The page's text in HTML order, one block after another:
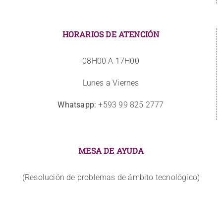
HORARIOS DE ATENCIÓN
08H00 A 17H00
Lunes a Viernes
Whatsapp: +593 99 825 2777
MESA DE AYUDA
(Resolución de problemas de ámbito tecnológico)